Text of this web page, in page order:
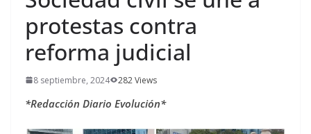
protestas contra
reforma judicial
8 septiembre, 2024 282 Views
*Redacción Diario Evolución*